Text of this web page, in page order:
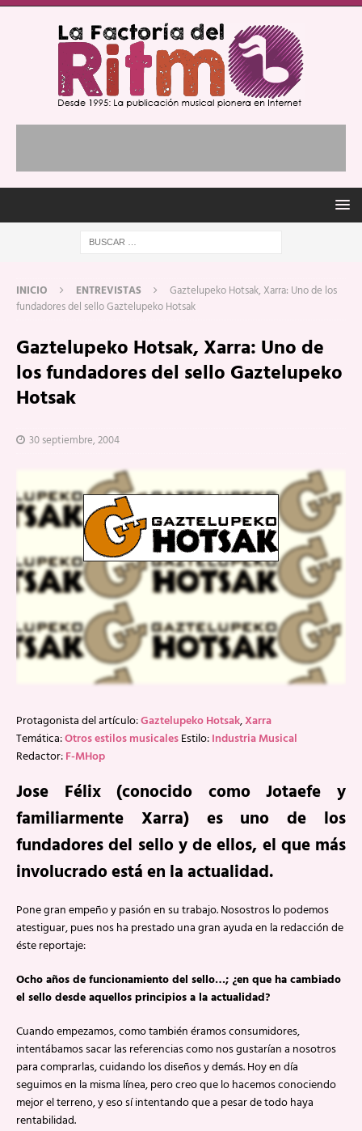
INICIO ENTREVISTAS
Gaztelupeko Hotsak, Xarra: Uno de los
fundadores del sello Gaztelupeko Hotsak
Gaztelupeko Hotsak, Xarra: Uno de
los fundadores del sello Gaztelupeko
Hotsak
30 septiembre, 2004
Protagonista del artículo:Gaztelupeko Hotsak,Xarra
Temática:Otros estilos musicalesEstilo:Industria Musical
Redactor:F-MHop
Jose Félix (conocido como Jotaefe y
familiarmente Xarra) es uno de los
fundadores del sello y de ellos, el que más
involucrado está en la actualidad.
Pone gran empeño y pasión en su trabajo. Nosostros lo podemos
atestiguar, pues nos ha prestado una gran ayuda en la redacción de
éste reportaje:
Ocho años de funcionamiento del sello…; ¿en que ha cambiado
el sello desde aquellos principios a la actualidad?
Cuando empezamos, como también éramos consumidores,
intentábamos sacar las referencias como nos gustarían a nosotros
para comprarlas, cuidando los diseños y demás. Hoy en día
seguimos en la misma línea, pero creo que lo hacemos conociendo
mejor el terreno, y eso sí intentando que a pesar de todo haya
rentabilidad.